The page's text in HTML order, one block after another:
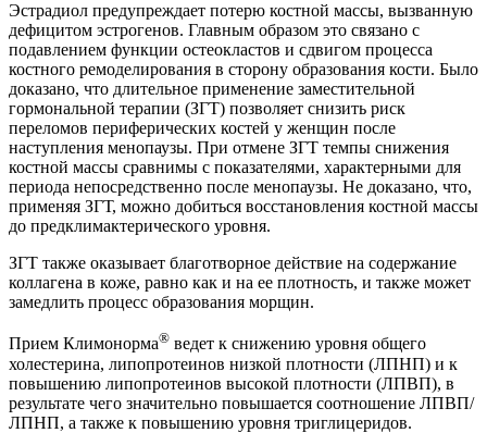
Эстрадиол предупреждает потерю костной массы, вызванную
дефицитом эстрогенов. Главным образом это связано с
подавлением функции остеокластов и сдвигом процесса
костного ремоделирования в сторону образования кости. Было
доказано, что длительное применение заместительной
гормональной терапии (ЗГТ) позволяет снизить риск
переломов периферических костей у женщин после
наступления менопаузы. При отмене ЗГТ темпы снижения
костной массы сравнимы с показателями, характерными для
периода непосредственно после менопаузы. Не доказано, что,
применяя ЗГТ, можно добиться восстановления костной массы
до предклимактерического уровня.
ЗГТ также оказывает благотворное действие на содержание
коллагена в коже, равно как и на ее плотность, и также может
замедлить процесс образования морщин.
Прием Климонорма® ведет к снижению уровня общего
холестерина, липопротеинов низкой плотности (ЛПНП) и к
повышению липопротеинов высокой плотности (ЛПВП), в
результате чего значительно повышается соотношение ЛПВП/
ЛПНП, а также к повышению уровня триглицеридов.